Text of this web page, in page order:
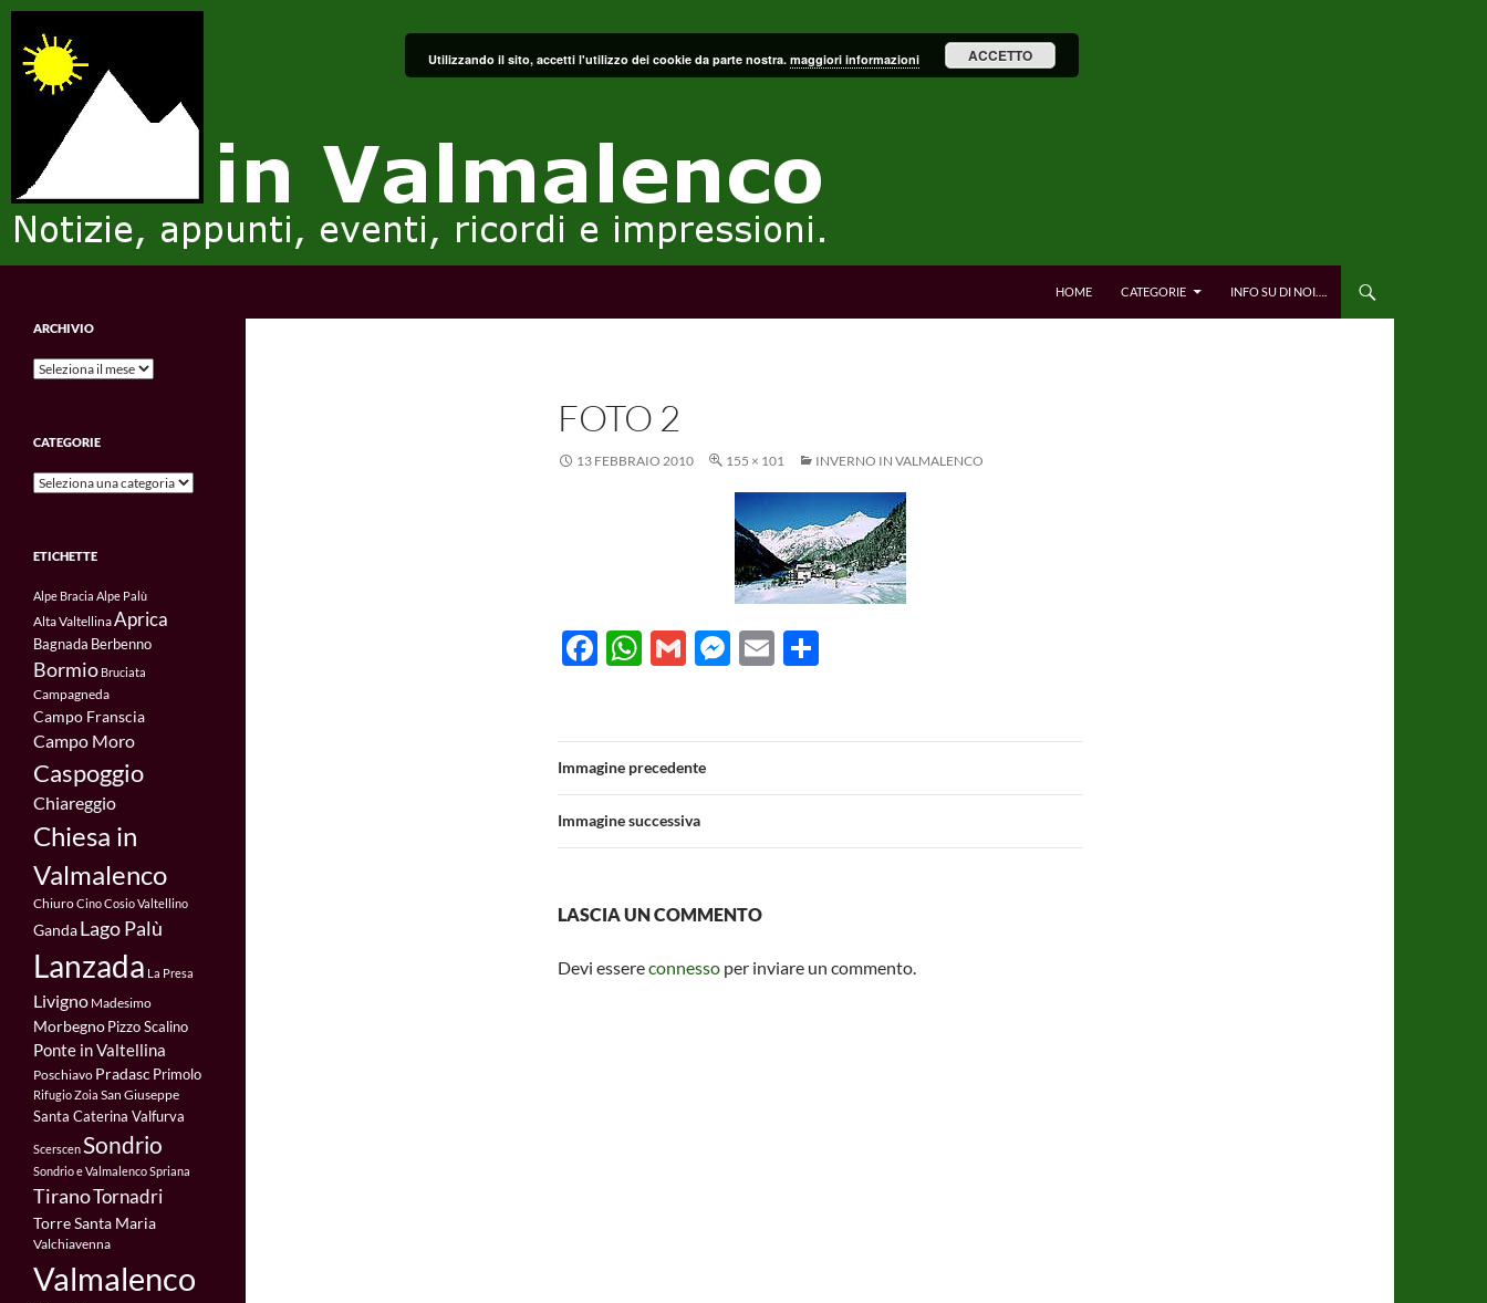
Vai
contenuto
HOME CATEGORIE INFO SU DI NOI….
FOTO 2
13 FEBBRAIO 2010 155 × 101 INVERNO IN VALMALENCO
F
b
o
o
k
W
s
A
p
p
G
M
n
g
E
di
vi
Immagine precedente
Immagine successiva
LASCIA UN COMMENTO
Devi essereconnesso per inviare un commento.
Notizie, appunti, eventi, ricordi e
ARCHIVIO
Archivio
CATEGORIE
Categorie
ETICHETTE
Alpe Bracia Alpe Palù
Alta ValtellinaAprica
Bagnada Berbenno
Bormio Bruciata
Campagneda
Campo Franscia
Campo Moro
Caspoggio
Chiareggio
Chiesa in
Valmalenco
ChiuroCinoCosio Valtellino
GandaLago Palù
Lanzada La Presa
Livigno Madesimo
MorbegnoPizzo Scalino
Ponte in Valtellina
Poschiavo Pradasc Primolo
Rifugio Zoia San Giuseppe
Santa Caterina Valfurva
ScerscenSondrio
Sondrio e ValmalencoSpriana
TiranoTornadri
Torre Santa Maria
Valchiavenna
Valmalenco
Utilizzando il sito, accetti l'utilizzo dei cookie da parte nostra. maggiori informazioni ACCETTO